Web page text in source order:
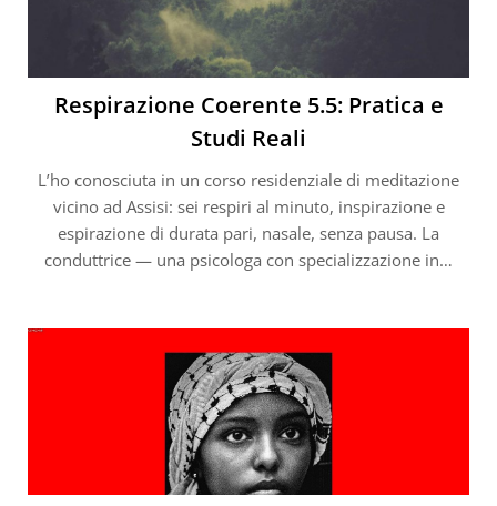
Respirazione Coerente 5.5: Pratica e
Studi Reali
L’ho conosciuta in un corso residenziale di meditazione
vicino ad Assisi: sei respiri al minuto, inspirazione e
espirazione di durata pari, nasale, senza pausa. La
conduttrice — una psicologa con specializzazione in…